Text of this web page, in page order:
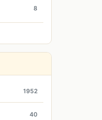
8
1952
40